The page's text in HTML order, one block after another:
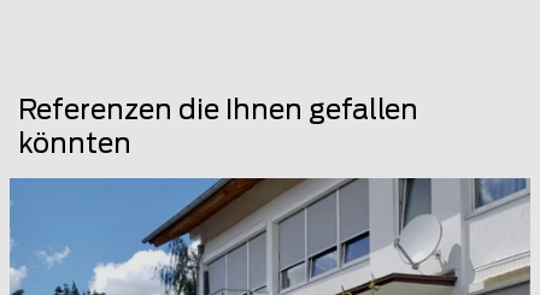
Referenzen die Ihnen gefallen
könnten